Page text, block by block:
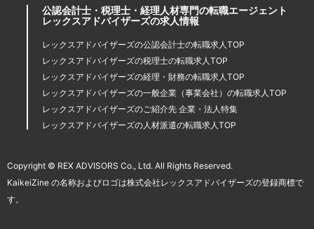
公認会計士・税理士・経理人材専門の転職エージェント
レックスアドバイザーズの求人情報
レックスアドバイザーズの公認会計士の転職求人TOP
レックスアドバイザーズの税理士の転職求人TOP
レックスアドバイザーズの経理・財務の転職求人TOP
レックスアドバイザーズの一般企業（事業会社）の転職求人TOP
レックスアドバイザーズのご紹介先 企業・法人特集
レックスアドバイザーズの人材派遣の転職求人TOP
Copyright © REX ADVISORS Co., Ltd. All Rights Reserved.
KaikeiZine の名称およびロゴは株式会社レックスアドバイザーズの登録商標で
す。